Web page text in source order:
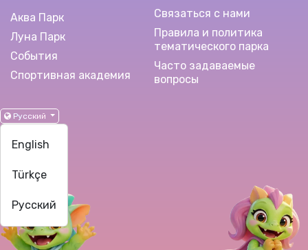
Аква Парк
Луна Парк
События
Спортивная академия
Связаться с нами
Правила и политика
тематического парка
Часто задаваемые
вопросы
Русский
English
Türkçe
Русский